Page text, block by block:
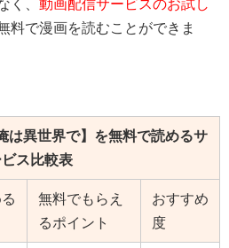
く、 動画配信サービスのお試し
料で漫画を読むことができま
は異世界で】を無料で読めるサ
ビス比較表
無料でもらえ
るポイント
おすすめ
度